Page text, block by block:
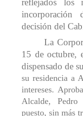
reflejados los
incorporación
decisión del
La
15 de octubre,
dispensado de
su residencia a
intereses.
Alcalde,
puesto, sin más